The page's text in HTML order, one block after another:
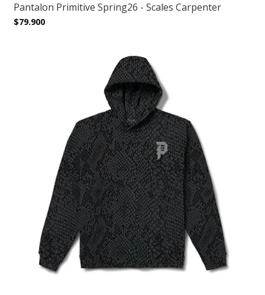
Pantalon Primitive Spring26 - Scales Carpenter
$79.900